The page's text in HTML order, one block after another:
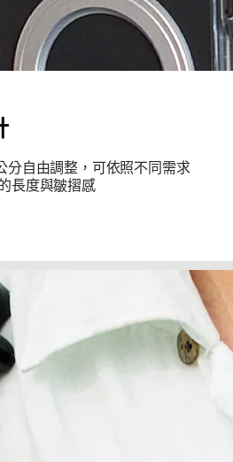
分自由調整，可依照不同需求
長度與皺摺感